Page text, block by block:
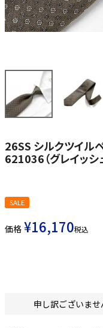
26SS シルクツイル
621036（グレイッシ
SALE
価格 ¥16,170税込
申し訳ございませ